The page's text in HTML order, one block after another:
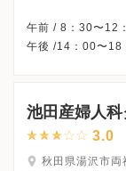
午前 / 8：30〜12
午後 /14：00〜18
※詳細はクリニッ
池田産婦人
3.0
秋田県湯沢市